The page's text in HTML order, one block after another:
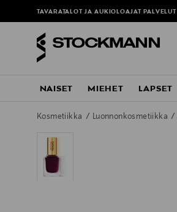
TAVARATALOT JA AUKIOLOAJAT PALVELUT
NAISET MIEHET LAPSET
Kosmetiikka Luonnonkosmetiikka